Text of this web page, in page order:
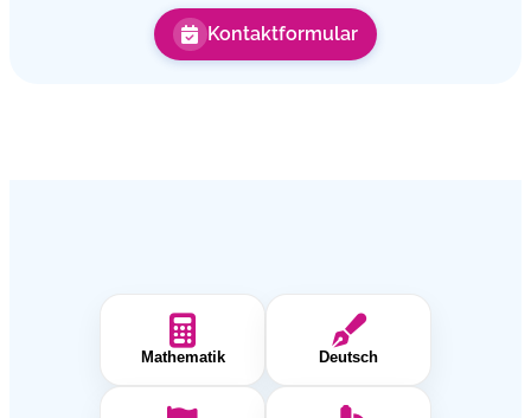
Kontaktformular
Mathematik Deutsch